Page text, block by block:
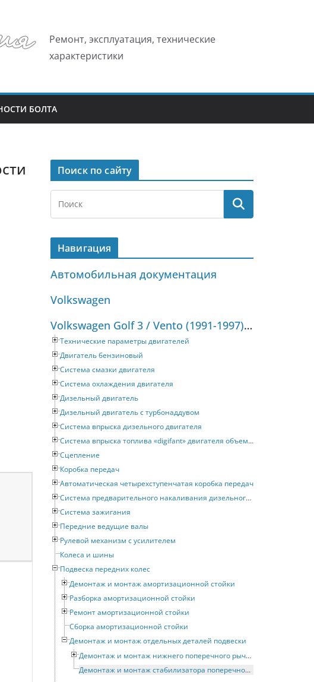
Ремонт, эксплуатация, технические
характеристики
БОЛТА
Поиск по сайту
Навигация
Автомобильная документация
Volkswagen
Volkswagen Golf 3 / Vento (1991-1997) Руководство по ремонту и техническому обслуживанию
Технические параметры двигателей
Двигатель бензиновый
Система смазки двигателя
Система охлаждения двигателя
Дизельный двигатель
Дизельный двигатель с турбонаддувом
Система впрыска дизельного двигателя
Система впрыска топлива «digifant» двигателя объемом 2 литра
Сцепление
Коробка передач
Автоматическая четырехступенчатая коробка передач
Система предварительного накаливания дизельного двигателя
Система зажигания
Передние ведущие валы
Рулевой механизм с усилителем
Колеса и шины
Подвеска передних колес
Демонтаж и монтаж амортизационной стойки
Разборка амортизационной стойки
Ремонт амортизационной стойки
Сборка амортизационной стойки
Демонтаж и монтаж отдельных деталей подвески
Демонтаж и монтаж нижнего поперечного рычага
Демонтаж и монтаж стабилизатора поперечной устойчивости